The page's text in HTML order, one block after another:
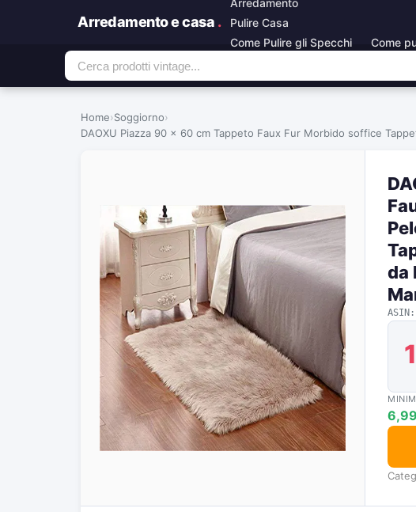
Arredamento e casa .
Pulire Casa
Come Pulire gli Specchi
Come
Home›Soggiorno›
DAOXU Piazza 90 x 60 cm Tappeto Faux Fur Morbido soffice
da
ASIN: